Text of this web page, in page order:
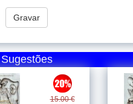
Gravar
Sugestões
15.00 €